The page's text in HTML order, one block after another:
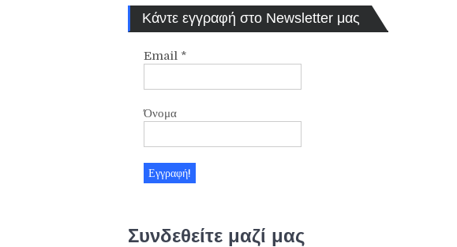
Κάντε εγγραφή στο Newsletter μας
Email *
Όνομα
Συνδεθείτε μαζί μας